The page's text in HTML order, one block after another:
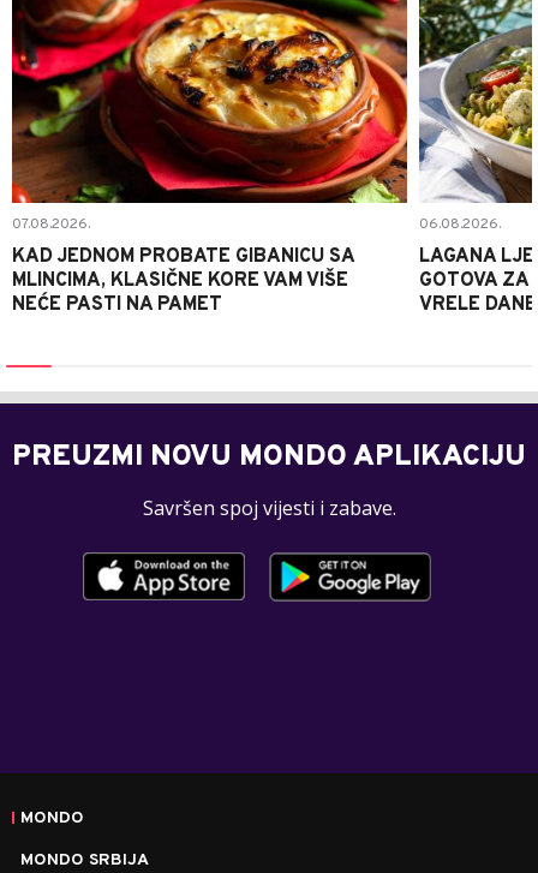
07.08.2026.
KAD JEDNOM PROBATE GIBANICU SA
MLINCIMA, KLASIČNE KORE VAM VIŠE
NEĆE PASTI NA PAMET
06.08.2026.
LAGANA
GOTOVA ZA
VRELE DANE
PREUZMI NOVU MONDO APLIKACIJU
Savršen spoj vijesti i zabave.
MONDO
MONDO SRBIJA